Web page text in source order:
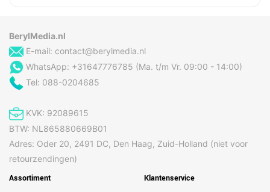
BerylMedia.nl
E-mail: contact@berylmedia.nl
WhatsApp: +31647776785 (Ma. t/m Vr. 09:00 - 14:00)
Tel: 088-0204685
KVK: 92089615
BTW: NL865880669B01
Adres: Oder 20, 2491 DC, Den Haag, Zuid-Holland (niet voor
retourzendingen)
Assortiment Klantenservice